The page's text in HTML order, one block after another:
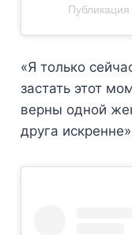
«Я только
застать этот
верны одной
друга